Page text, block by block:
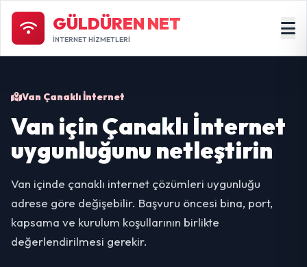
GÜLDÜREN NET
İNTERNET HİZMETLERİ
Van Çanaklı İnternet
Van için Çanaklı İnternet
uygunluğunu netleştirin
Van içinde çanaklı internet çözümleri uygunluğu
adrese göre değişebilir. Başvuru öncesi bina, port,
kapsama ve kurulum koşullarının birlikte
değerlendirilmesi gerekir.